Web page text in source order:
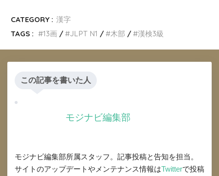
CATEGORY : 漢字
TAGS :
13画 JLPT N1 木部 漢検3級
この記事を書いた人
モジナビ編集部
モジナビ編集部所属スタッフ。記事投稿と告知を担当。
サイトのアップデートやメンテナンス情報はTwitterで投稿